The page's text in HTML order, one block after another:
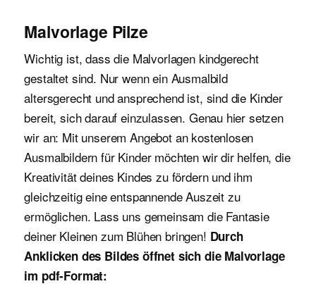
Malvorlage Pilze
Wichtig ist, dass die Malvorlagen kindgerecht
gestaltet sind. Nur wenn ein Ausmalbild
altersgerecht und ansprechend ist, sind die Kinder
bereit, sich darauf einzulassen. Genau hier setzen
wir an: Mit unserem Angebot an kostenlosen
Ausmalbildern für Kinder möchten wir dir helfen, die
Kreativität deines Kindes zu fördern und ihm
gleichzeitig eine entspannende Auszeit zu
ermöglichen. Lass uns gemeinsam die Fantasie
deiner Kleinen zum Blühen bringen! Durch
Anklicken des Bildes öffnet sich die Malvorlage
im pdf-Format: